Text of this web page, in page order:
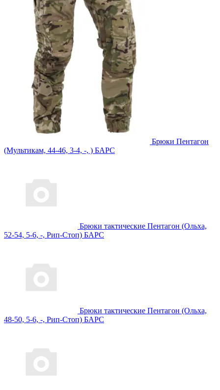
Брюки Пентагон
(Мультикам, 44-46, 3-4, -, ) БАРС
Брюки тактические Пентагон (Ольха,
52-54, 5-6, -, Рип-Стоп) БАРС
Брюки тактические Пентагон (Ольха,
48-50, 5-6, -, Рип-Стоп) БАРС